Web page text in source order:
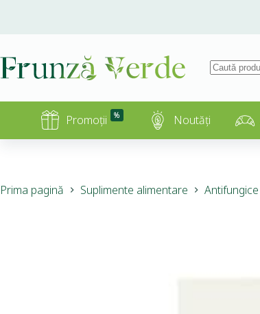
Promoții % Noutăți
Prima pagină Suplimente alimentare Antifungice